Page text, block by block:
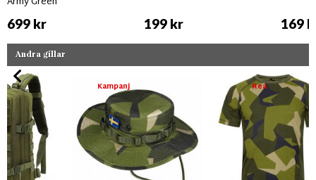
699 kr 199 kr 169
Andra gillar
Kampanj Rea